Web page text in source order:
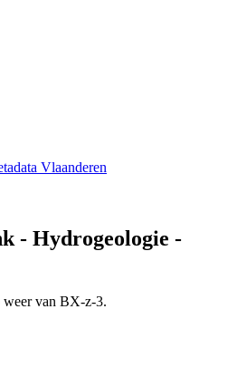
Vlaanderen
- Hydrogeologie -
weer van BX-z-3.